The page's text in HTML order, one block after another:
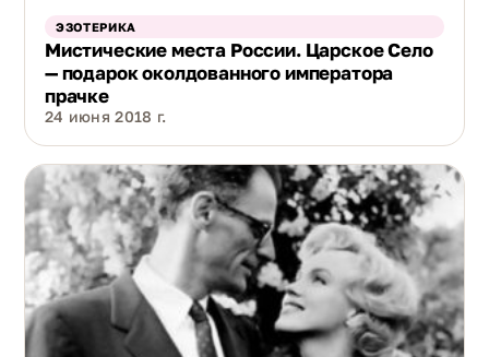
ЭЗОТЕРИКА
Мистические места России. Царское Село
— подарок околдованного императора
прачке
24 июня 2018 г.